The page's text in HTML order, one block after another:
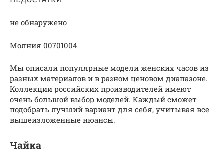
не обнаружено
Молния 00701004
Мы описали популярные модели женских часов из
разных материалов и в разном ценовом диапазоне.
Коллекции российских производителей имеют
очень большой выбор моделей. Каждый сможет
подобрать лучший вариант для себя, учитывая все
вышеизложенные нюансы.
Чайка